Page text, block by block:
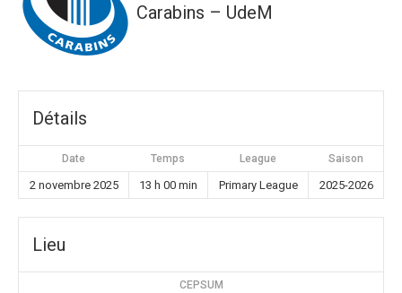
Carabins – UdeM
Détails
Date Temps League Saison
2 novembre 2025 13 h 00 min Primary League 2025-2026
Lieu
CEPSUM